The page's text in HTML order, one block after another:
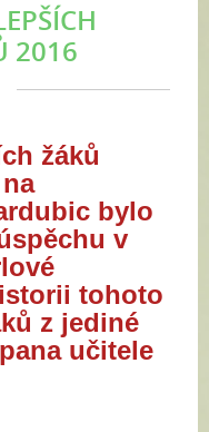
2016
žáků
bylo
v
tohoto
z jediné
učitele